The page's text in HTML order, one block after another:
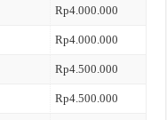
Rp4.000.000
Rp4.000.000
Rp4.500.000
Rp4.500.000